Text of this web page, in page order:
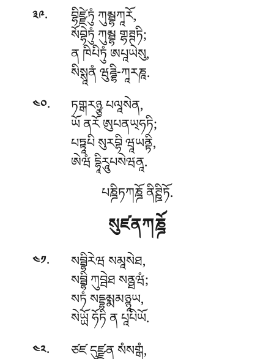
༣༩. བྷིཛྫེཏུཾ ཀུམྦྷཀཱརོ,
སོབྷེཏུཾ ཀུམྦྷ གྷཊྚཏི;
ན ཁིཔིཏུཾ ཨཔཱཡེསུ,
སིསྶཱནཾ ཝུཌྜྷི-ཀཱརཎཱ.
༤༠. ཏགྒརཉྩ པལཱསེན,
ཡོ ནརོ ཨུཔནཡ྄ཧཏི;
པཏྟཱཔི སུརབྷི ཝཱཡནྟི,
ཨེཝཾ དྷཱིརཱུཔསེཝནཱ.
པཎྜིཏཀཎྜོ ནིཊྛིཏོ.
སུཛནཀཎྜོ
༤༡. སབྦྷིརེཝ སམཱསེཐ,
སབྦྷི ཀུབྦེཐ སནྠཝཾ;
སཏཾ སདྡྷམྨམཉྙཱཡ,
སེཡྻོ ཧོཏི ན པཱཔིཡོ.
༤༢